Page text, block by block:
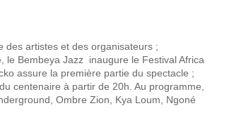
des artistes et des organisateurs ;
le Bembeya Jazz inaugure le Festival Africa
assure la première partie du spectacle ;
centenaire à partir de 20h. Au programme,
Ombre Zion, Kya Loum, Ngoné